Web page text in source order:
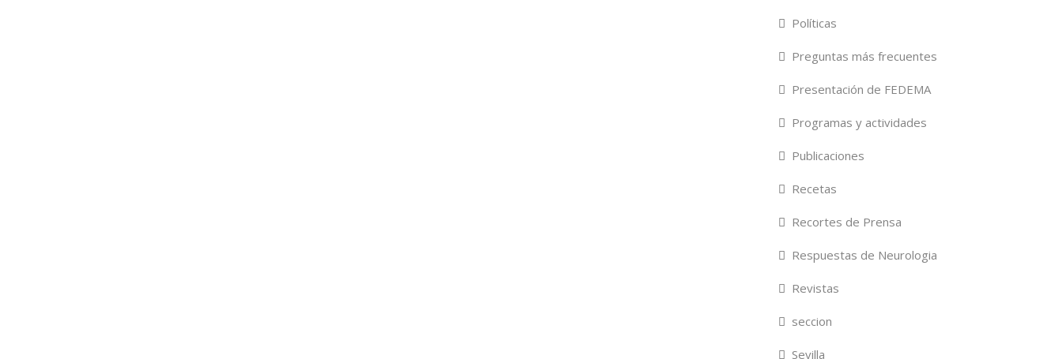
Políticas
Preguntas más frecuentes
Presentación de FEDEMA
Programas y actividades
Publicaciones
Recetas
Recortes de Prensa
Respuestas de Neurologia
Revistas
seccion
Sevilla